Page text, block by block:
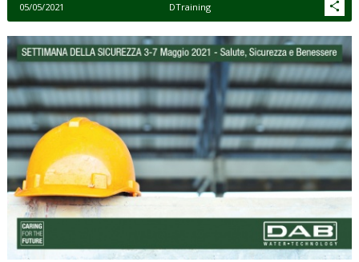
05/05/2021 DTraining